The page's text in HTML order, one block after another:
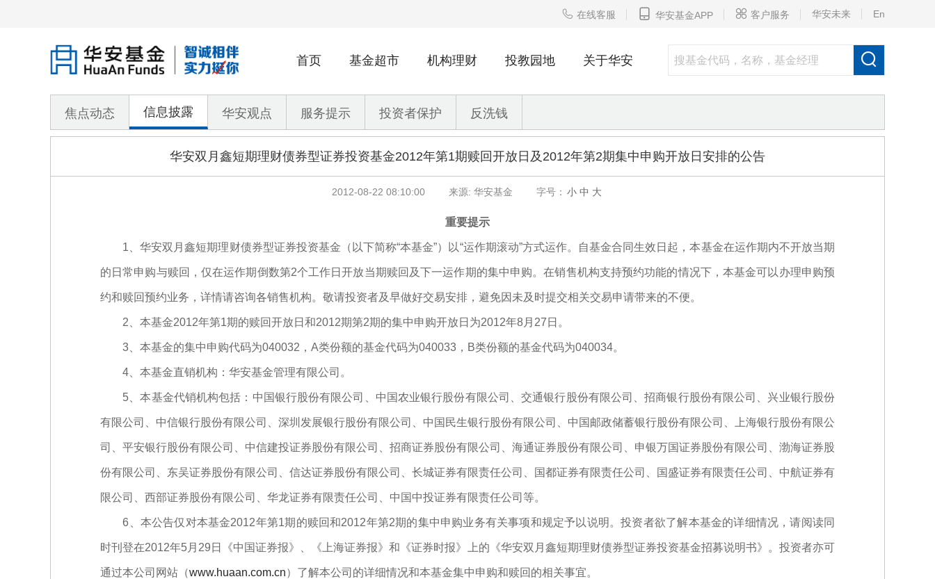
 在线客服  华安基金APP  客户服务 华安未来 En

首页 基金超市 机构理财 投教园地 关于华安
焦点动态 信息披露 华安观点 服务提示 投资者保护 反洗钱
华安双月鑫短期理财债券型证券投资基金2012年第1期赎回开放日及2012年第2期集中申购开放日安排的公告
2012-08-22 08:10:00 来源: 华安基金 字号： 小 中 大
重要提示
1、华安双月鑫短期理财债券型证券投资基金（以下简称“本基金”）以“运作期滚动”方式运作。自基金合同生效日起，本基金在运作期内不开放当期
的日常申购与赎回，仅在运作期倒数第2个工作日开放当期赎回及下一运作期的集中申购。在销售机构支持预约功能的情况下，本基金可以办理申购预
约和赎回预约业务，详情请咨询各销售机构。敬请投资者及早做好交易安排，避免因未及时提交相关交易申请带来的不便。
2、本基金2012年第1期的赎回开放日和2012期第2期的集中申购开放日为2012年8月27日。
3、本基金的集中申购代码为040032，A类份额的基金代码为040033，B类份额的基金代码为040034。
4、本基金直销机构：华安基金管理有限公司。
5、本基金代销机构包括：中国银行股份有限公司、中国农业银行股份有限公司、交通银行股份有限公司、招商银行股份有限公司、兴业银行股份
有限公司、中信银行股份有限公司、深圳发展银行股份有限公司、中国民生银行股份有限公司、中国邮政储蓄银行股份有限公司、上海银行股份有限公
司、平安银行股份有限公司、中信建投证券股份有限公司、招商证券股份有限公司、海通证券股份有限公司、申银万国证券股份有限公司、渤海证券股
份有限公司、东吴证券股份有限公司、信达证券股份有限公司、长城证券有限责任公司、国都证券有限责任公司、国盛证券有限责任公司、中航证券有
限公司、西部证券股份有限公司、华龙证券有限责任公司、中国中投证券有限责任公司等。
6、本公告仅对本基金2012年第1期的赎回和2012年第2期的集中申购业务有关事项和规定予以说明。投资者欲了解本基金的详细情况，请阅读同
时刊登在2012年5月29日《中国证券报》、《上海证券报》和《证券时报》上的《华安双月鑫短期理财债券型证券投资基金招募说明书》。投资者亦可
通过本公司网站（www.huaan.com.cn）了解本公司的详细情况和本基金集中申购和赎回的相关事宜。